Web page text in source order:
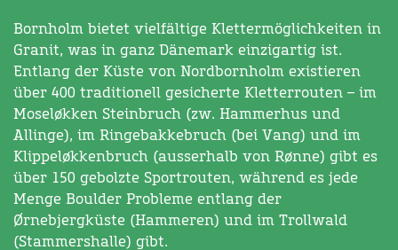
Bornholm bietet vielfältige Klettermöglichkeiten in
Granit, was in ganz Dänemark einzigartig ist.
Entlang der Küste von Nordbornholm existieren
über 400 traditionell gesicherte Kletterrouten – im
Moseløkken Steinbruch (zw. Hammerhus und
Allinge), im Ringebakkebruch (bei Vang) und im
Klippeløkkenbruch (ausserhalb von Rønne) gibt es
über 150 gebolzte Sportrouten, während es jede
Menge Boulder Probleme entlang der
Ørnebjergküste (Hammeren) und im Trollwald
(Stammershalle) gibt.